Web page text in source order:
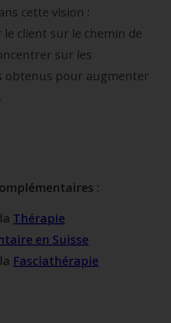
cette vision :
le client sur le chemin de
sur les
obtenus pour augmenter
:
Thérapie
en Suisse
Fasciathérapie